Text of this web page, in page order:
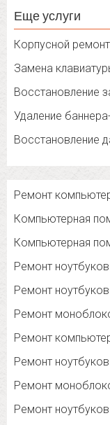
Еще услуги
Корпусной
Замена
Восстановление
Удаление
Восстановление
Ремонт
Компьютерная
Компьютерная
Ремонт
Ремонт
Ремонт
Ремонт
Ремонт
Ремонт
Ремонт